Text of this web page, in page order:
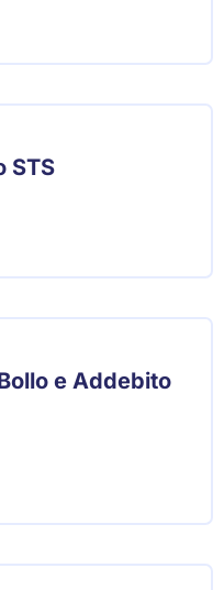
STS
e Addebito